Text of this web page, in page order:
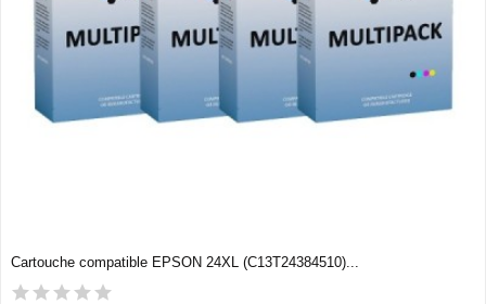
Cartouche compatible EPSON 24XL (C13T24384510)...